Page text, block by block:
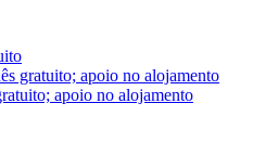
gratuito; apoio no alojamento
apoio no alojamento